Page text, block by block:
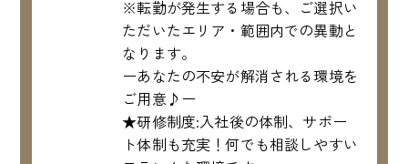
※転勤が発生する場合も、ご選択い
ただいたエリア・範囲内での異動と
なります。
ーあなたの不安が解消される環境を
ご用意♪ー
★研修制度:入社後の体制、サポー
ト体制も充実！何でも相談しやすい